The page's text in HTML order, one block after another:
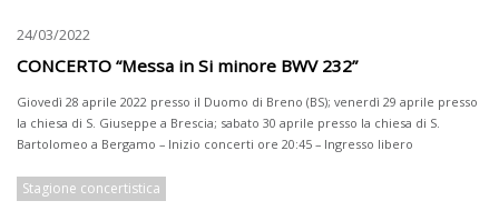
24/03/2022
CONCERTO “Messa in Si minore BWV 232”
Giovedì 28 aprile 2022 presso il Duomo di Breno (BS); venerdì 29 aprile presso
la chiesa di S. Giuseppe a Brescia; sabato 30 aprile presso la chiesa di S.
Bartolomeo a Bergamo – Inizio concerti ore 20:45 – Ingresso libero
Stagione concertistica